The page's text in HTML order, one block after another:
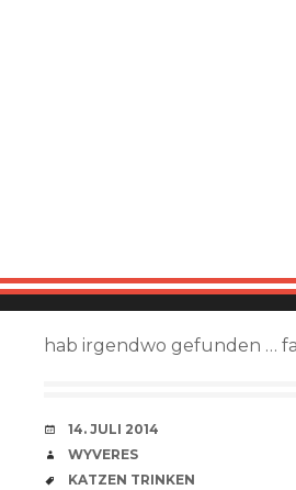
hab irgendwo gefunden …
VERABREDUNG
14. JULI 2014
VERFASSER
WYVERES
SCHLAGWÖRTER
KATZEN TRINKEN